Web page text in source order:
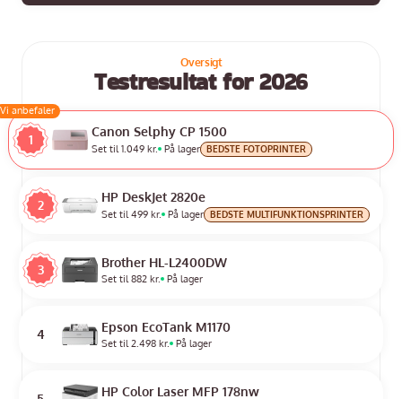
Testresultat for 2026
Vi anbefaler
1
Canon Selphy CP 1500
Set til 1.049 kr. På lager BEDSTE FOTOPRINTER
2
HP DeskJet 2820e
Set til 499 kr. På lager BEDSTE MULTIFUNKTIONSPRINTER
3 Brother HL-L2400DW
Set til 882 kr. På lager
4 Epson EcoTank M1170
Set til 2.498 kr. På lager
HP Color Laser MFP 178nw